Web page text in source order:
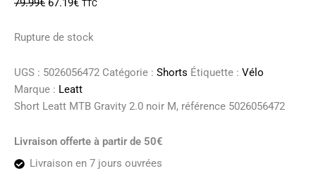
79.99€
initial
79.99€.
67.19€
actuel
67.19€.
TTC
Rupture de stock
UGS : 5026056472 Catégorie : Shorts Étiquette : Vélo
Marque : Leatt
Short Leatt MTB Gravity 2.0 noir M, référence 5026056472
Livraison offerte à partir de 50€
Livraison en 7 jours ouvrées